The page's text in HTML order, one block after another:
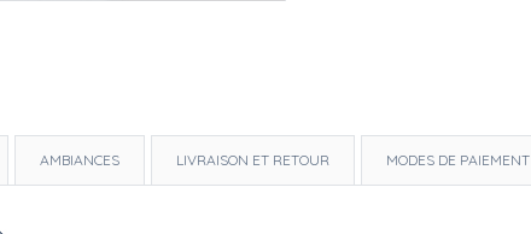
AMBIANCES LIVRAISON ET RETOUR MODES DE PAIEMENT